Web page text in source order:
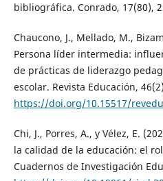
bibliográfica. Conrado, 17(80),
Chaucono, J., Mellado, M.,
Persona líder intermedia:
de prácticas de liderazgo
escolar. Revista Educación,
https://doi.org/10.15517/
Chi, J., Porres, A., y Vélez, E.
la calidad de la educación: el
Cuadernos de Investigación